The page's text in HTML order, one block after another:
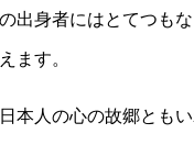
出身者にはとてつも
ます。
本人の心の故郷とも